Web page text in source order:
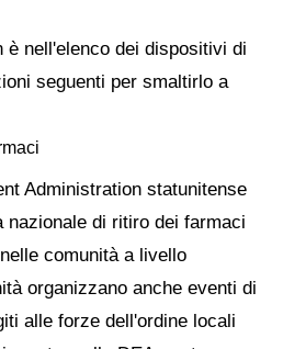
è nell'elenco dei dispositivi di
seguenti per smaltirlo a
Administration statunitense
nazionale di ritiro dei farmaci
comunità a livello
organizzano anche eventi di
alle forze dell'ordine locali